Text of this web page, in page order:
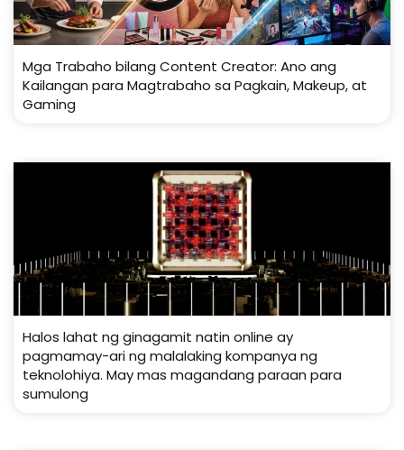
Mga Trabaho bilang Content Creator: Ano ang
Kailangan para Magtrabaho sa Pagkain, Makeup, at
Gaming
Halos lahat ng ginagamit natin online ay
pagmamay-ari ng malalaking kompanya ng
teknolohiya. May mas magandang paraan para
sumulong